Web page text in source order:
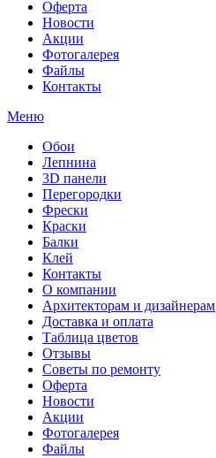
Оферта
Новости
Акции
Фотогалерея
Файлы
Контакты
Меню
Обои
Лепнина
3D панели
Перегородки
Фрески
Краски
Балки
Клей
Контакты
О компании
Архитекторам и дизайнерам
Доставка и оплата
Таблица цветов
Отзывы
Советы по ремонту
Оферта
Новости
Акции
Фотогалерея
Файлы